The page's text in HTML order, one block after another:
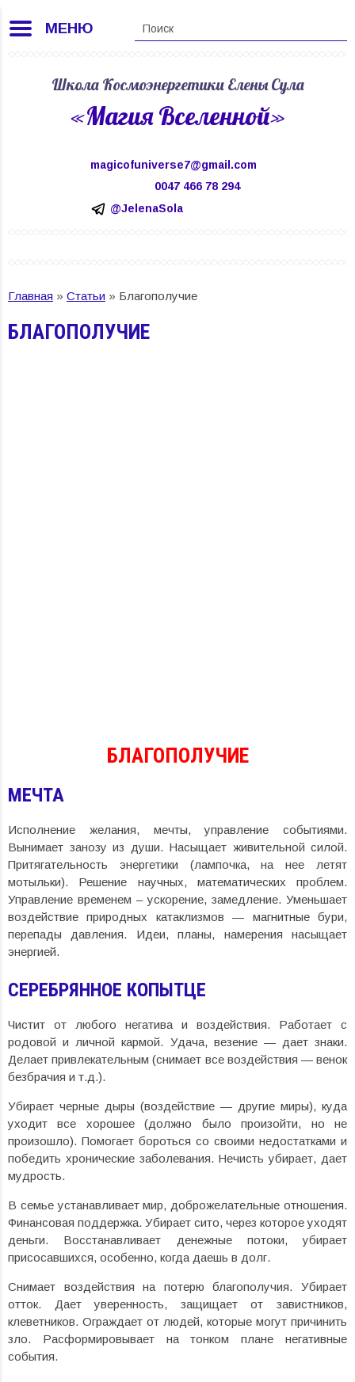
МЕНЮ
Школа Космоэнергетики Елены Сула
«Магия Вселенной»
magicofuniverse7@gmail.com
0047 466 78 294
@JelenaSola
Главная » Статьи » Благополучие
БЛАГОПОЛУЧИЕ
БЛАГОПОЛУЧИЕ
МЕЧТА
Исполнение желания, мечты, управление событиями.
Вынимает занозу из души. Насыщает живительной силой.
Притягательность энергетики (лампочка, на нее летят
мотыльки). Решение научных, математических проблем.
Управление временем – ускорение, замедление. Уменьшает
воздействие природных катаклизмов — магнитные бури,
перепады давления. Идеи, планы, намерения насыщает
энергией.
СЕРЕБРЯННОЕ КОПЫТЦЕ
Чистит от любого негатива и воздействия. Работает с
родовой и личной кармой. Удача, везение — дает знаки.
Делает привлекательным (снимает все воздействия — венок
безбрачия и т.д.).
Убирает черные дыры (воздействие — другие миры), куда
уходит все хорошее (должно было произойти, но не
произошло). Помогает бороться со своими недостатками и
победить хронические заболевания. Нечисть убирает, дает
мудрость.
В семье устанавливает мир, доброжелательные отношения.
Финансовая поддержка. Убирает сито, через которое уходят
деньги. Восстанавливает денежные потоки, убирает
присосавшихся, особенно, когда даешь в долг.
Снимает воздействия на потерю благополучия. Убирает
отток. Дает уверенность, защищает от завистников,
клеветников. Ограждает от людей, которые могут причинить
зло. Расформировывает на тонком плане негативные
события.